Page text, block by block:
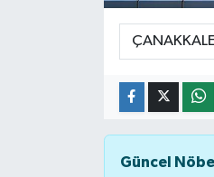
Güncel
RESMİ İLANLAR